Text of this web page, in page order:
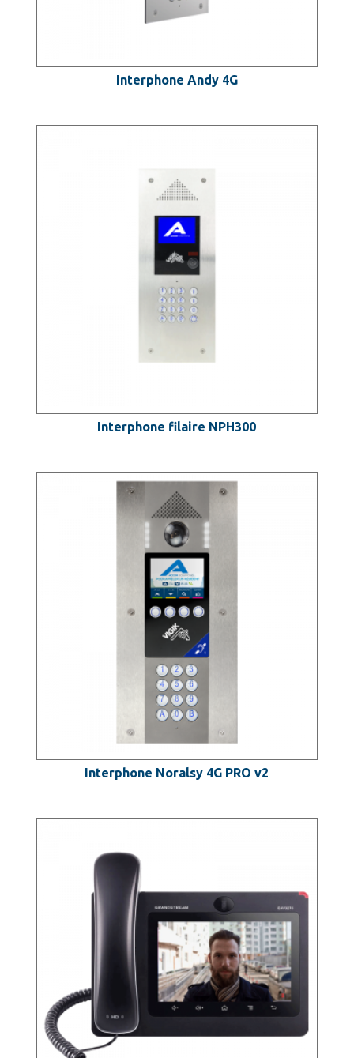
Interphone Andy 4G
Interphone filaire NPH300
Interphone Noralsy 4G PRO v2